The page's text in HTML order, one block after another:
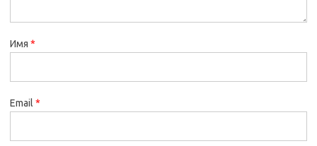
Имя *
Email *